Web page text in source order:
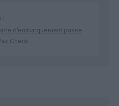
:
d’embarquement passe
Check